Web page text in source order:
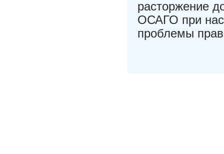
расторжение
ОСАГО при
проблемы